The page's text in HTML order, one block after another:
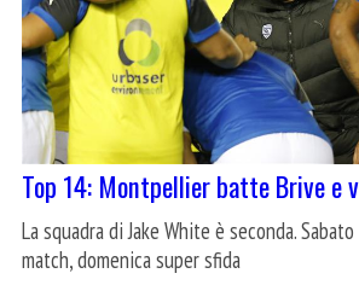
Top 14: Montpellier batte Brive e
La squadra di Jake White è seconda.
match, domenica super sfida